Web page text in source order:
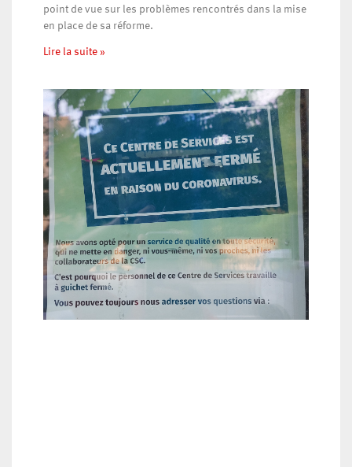
point de vue sur les problèmes rencontrés dans la mise
en place de sa réforme.
Lire la suite »